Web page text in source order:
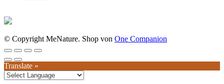
© Copyright MeNature. Shop von One Companion
Translate »